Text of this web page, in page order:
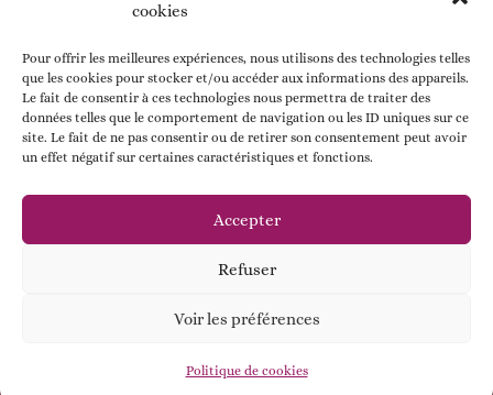
cookies
Pour offrir les meilleures expériences, nous utilisons des technologies telles
que les cookies pour stocker et/ou accéder aux informations des appareils.
Le fait de consentir à ces technologies nous permettra de traiter des
données telles que le comportement de navigation ou les ID uniques sur ce
site. Le fait de ne pas consentir ou de retirer son consentement peut avoir
un effet négatif sur certaines caractéristiques et fonctions.
Accepter
Refuser
Voir les préférences
Politique de cookies
Mentions légales
Politique de confidentialité
Politique de cookie
CGV
ESPACE CLIENT
Mon compte
Mes coordonnées